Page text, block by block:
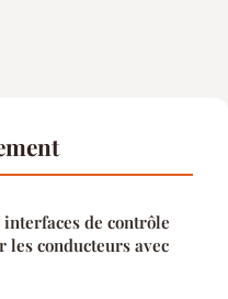
de contrôle
les conducteurs avec